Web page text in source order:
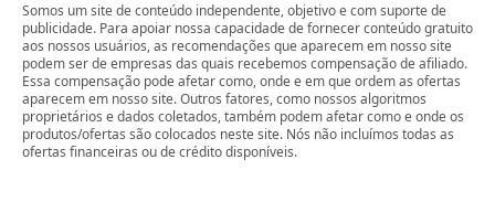
Somos um site de conteúdo independente, objetivo e com suporte de
publicidade. Para apoiar nossa capacidade de fornecer conteúdo gratuito
aos nossos usuários, as recomendações que aparecem em nosso site
podem ser de empresas das quais recebemos compensação de afiliado.
Essa compensação pode afetar como, onde e em que ordem as ofertas
aparecem em nosso site. Outros fatores, como nossos algoritmos
proprietários e dados coletados, também podem afetar como e onde os
produtos/ofertas são colocados neste site. Nós não incluímos todas as
ofertas financeiras ou de crédito disponíveis.